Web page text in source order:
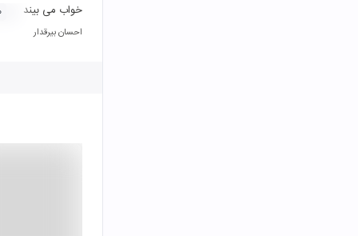
خواب می بیند
احسان بیرقدار